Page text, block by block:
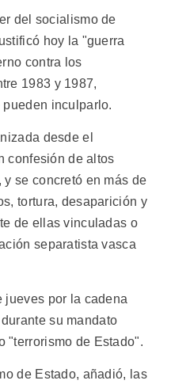
del socialismo de
hoy la "guerra
contra los
1983 y 1987,
inculparlo.
desde el
confesión de altos
se concretó en más de
tortura, desaparición y
de ellas vinculadas o
separatista vasca
jueves por la cadena
su mandato
"terrorismo de Estado".
de Estado, añadió, las